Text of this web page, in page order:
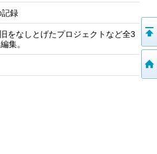
記録
をなしとげたプロジェクトなど全3
集。